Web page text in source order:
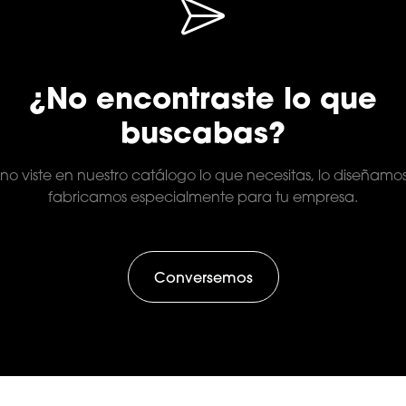
¿No encontraste lo que
buscabas?
no viste en nuestro catálogo lo que necesitas, lo
fabricamos especialmente para tu empresa.
Conversemos